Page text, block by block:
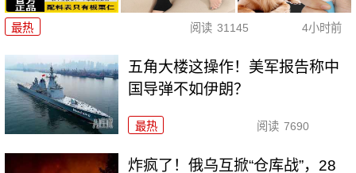
最热 阅读 31145 4小时前
五角大楼这操作！美军报告称中
国导弹不如伊朗？
最热 阅读 7690
炸疯了！俄乌互掀“仓库战”，28